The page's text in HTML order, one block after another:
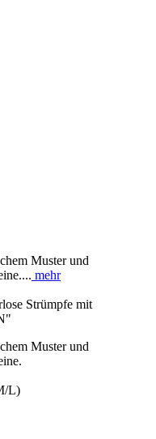
Muster und
mehr
Strümpfe mit
Muster und
L)